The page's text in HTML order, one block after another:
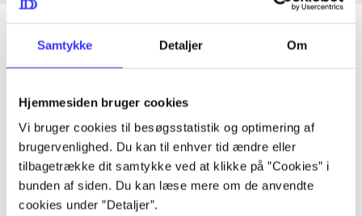
Samtykke Detaljer Om
Hjemmesiden bruger cookies
Vi bruger cookies til besøgsstatistik og optimering af
brugervenlighed. Du kan til enhver tid ændre eller
tilbagetrække dit samtykke ved at klikke på ”Cookies” i
bunden af siden. Du kan læse mere om de anvendte
cookies under ”Detaljer”.
Nyhed
lorem ipsum dolor sit amet ...
lorem ipsum dolor sit amet ...
lorem ipsum dolor sit amet ...
lorem ipsum dolor sit amet ...
lorem ipsum dolor sit amet ...
lorem ipsum dolor sit amet ...